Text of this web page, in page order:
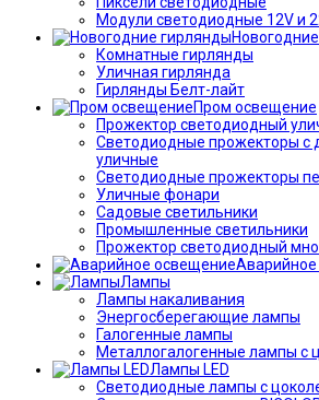
Модули светодиодные 12V и
Комнатные гирлянды
Уличная гирлянда
Гирлянды Белт-лайт
Пром освещение
Прожектор светодиодный
Светодиодные прожекторы с
уличные
Светодиодные прожекторы
Уличные фонари
Садовые светильники
Промышленные светильники
Прожектор светодиодный
Лампы
Лампы накаливания
Энергосберегающие лампы
Галогенные лампы
Металлогалогенные лампы с
Лампы LED
Светодиодные лампы с